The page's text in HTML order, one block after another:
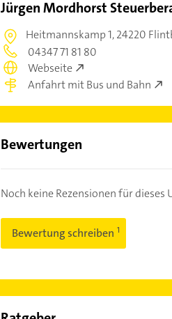
Jürgen Mordhorst
Heitmannskamp 1,24220
04347 71 81 80
Webseite
Anfahrt mit Bus und Bahn
Bewertungen
Noch keine Rezensionen für
Bewertung schreiben